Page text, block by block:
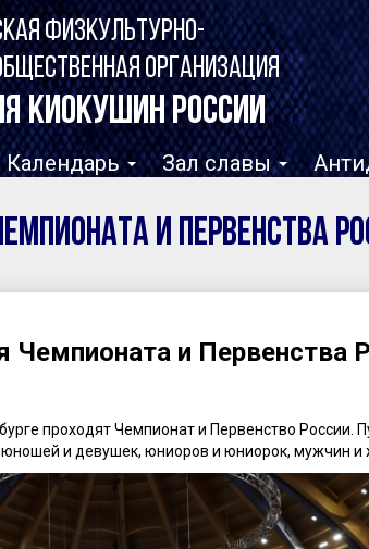
ФИЗКУЛЬТУРНО-
ОРГАНИЗАЦИЯ
КИОКУШИН РОССИИ
Календарь Зал славы
и Первенства
Чемпионата и Первенства
проходят Чемпионат и Первенство России.
и девушек, юниоров и юниорок, мужчин и